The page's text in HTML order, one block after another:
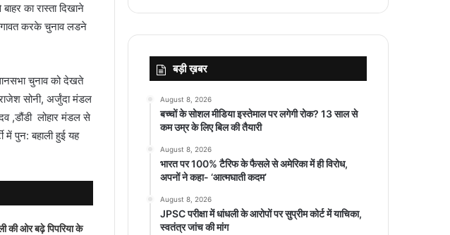
का रास्ता दिखाने
करके चुनाव लडने
चुनाव को देखते
सोनी, अर्जुंदा मंडल
,डौंडी लोहार मंडल से
में पुन: बहाली हुई यह
की ओर बढ़े पिपरिया के
बड़ी ख़बर
August 8, 2026
बच्चों के सोशल मीडिया इस्तेमाल पर लगेगी रोक? 13 साल से
कम उम्र के लिए बिल की तैयारी
August 8, 2026
भारत पर 100% टैरिफ के फैसले से अमेरिका में ही विरोध,
अपनों ने कहा- ‘आत्मघाती कदम’
August 8, 2026
JPSC परीक्षा में धांधली के आरोपों पर सुप्रीम कोर्ट में याचिका,
स्वतंत्र जांच की मांग